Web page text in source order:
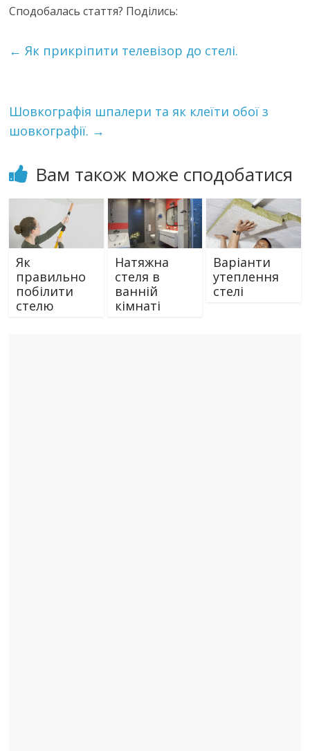
Сподобалась стаття? Поділись:
← Як прикріпити телевізор до стелі.
Шовкографія шпалери та як клеїти обої з
шовкографії. →
Вам також може сподобатися
Як
правильно
побілити
стелю
Натяжна
стеля в
ванній
кімнаті
Варіанти
утеплення
стелі